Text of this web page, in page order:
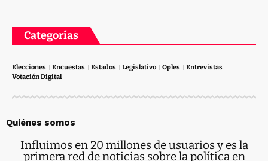
Categorías
Elecciones Encuestas Estados Legislativo Oples
Entrevistas
Votación Digital
Quiénes somos
Influimos en 20 millones de usuarios y es la
primera red de noticias sobre la política en